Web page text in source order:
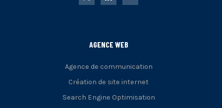
AGENCE WEB
Agence de communication
Création de site internet
Search Engine Optimisation